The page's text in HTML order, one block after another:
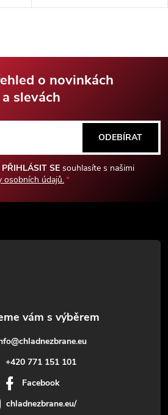
nylonové pouzdro.
o novinkách
a slevách
PŘIHLÁSIT SE souhlasíte s našimi
osobních údajů.
ODEBÍRAT
@chladnezbrane.eu
+420 771 151 101
Facebook
chladnezbrane.eu/